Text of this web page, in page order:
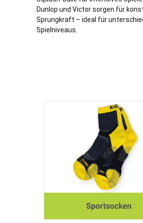
Dunlop und Victor sorgen für
Sprungkraft – ideal für
Spielniveaus.